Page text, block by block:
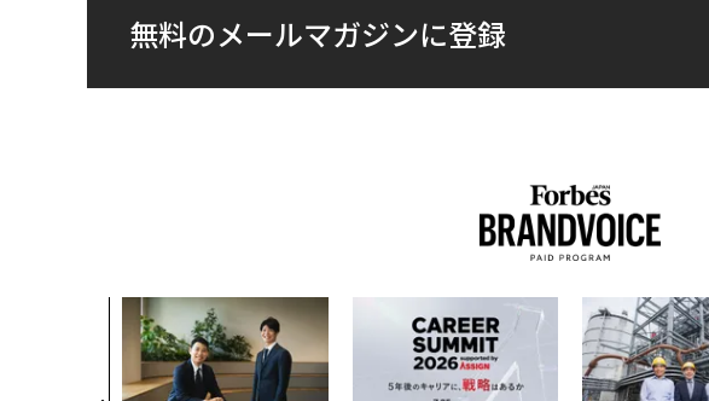
無料のメールマガジンに登録